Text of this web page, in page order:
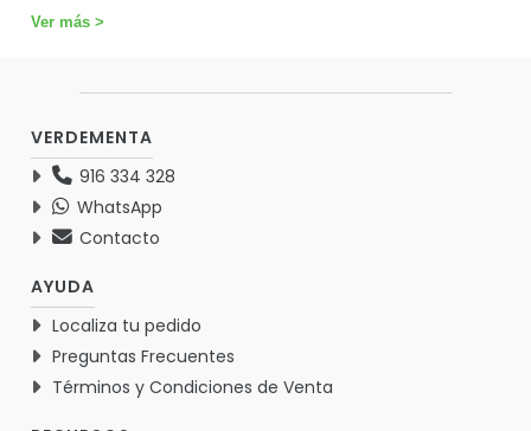
Ver más >
VERDEMENTA
916 334 328
WhatsApp
Contacto
AYUDA
Localiza tu pedido
Preguntas Frecuentes
Términos y Condiciones de Venta